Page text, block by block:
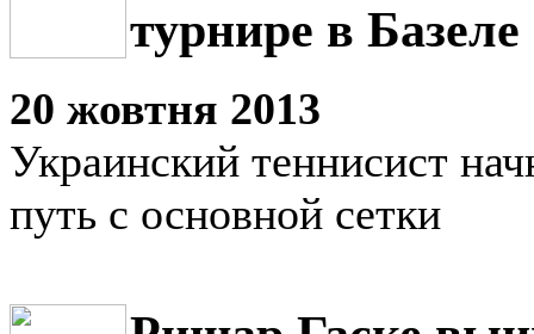
турнире в Базеле
20 жовтня 2013
Украинский теннисист
путь с основной сетки